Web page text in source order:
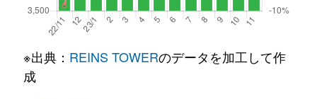
※出典： REINS TOWERのデータを加工して作
成